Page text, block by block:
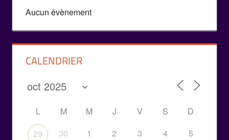
Aucun évènement
CALENDRIER
L M M J V S
D
29
30 1 2 3 4 5